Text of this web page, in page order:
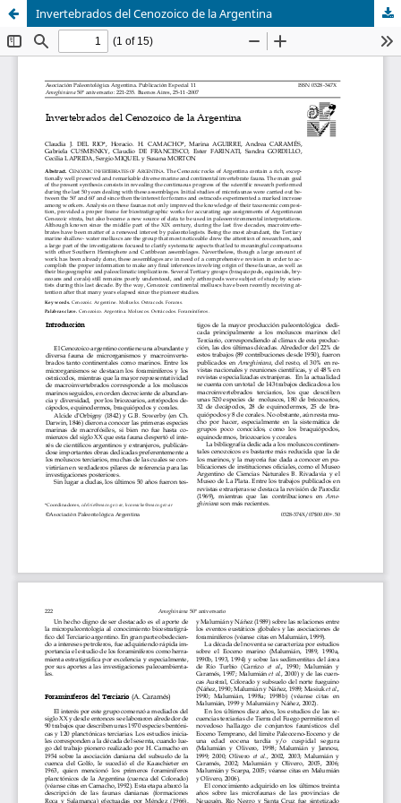
Invertebrados del Cenozoico de la Argentina